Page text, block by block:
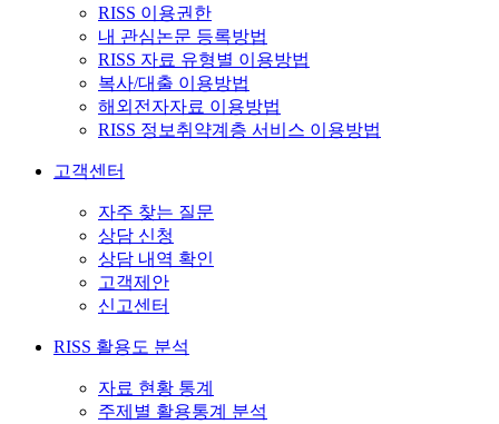
RISS 이용권한
내 관심논문 등록방법
RISS 자료 유형별 이용방법
복사/대출 이용방법
해외전자자료 이용방법
RISS 정보취약계층 서비스 이용방법
고객센터
자주 찾는 질문
상담 신청
상담 내역 확인
고객제안
신고센터
RISS 활용도 분석
자료 현황 통계
주제별 활용통계 분석